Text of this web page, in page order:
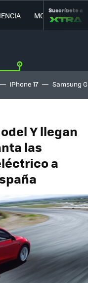
MOVILIDAD
Suscríbete a
iPhone 17 Samsung
Y llegan
las
a